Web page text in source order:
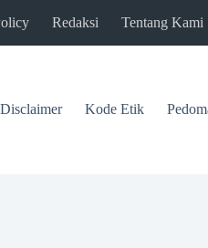
Redaksi Tentang Kami
Disclaimer Kode Etik